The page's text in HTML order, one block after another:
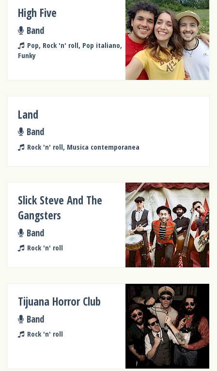
High Five
Band
Pop, Rock 'n' roll, Pop italiano,
Funky
Land
Band
Rock 'n' roll, Musica contemporanea
Slick Steve And The
Gangsters
Band
Rock 'n' roll
Tijuana Horror Club
Band
Rock 'n' roll